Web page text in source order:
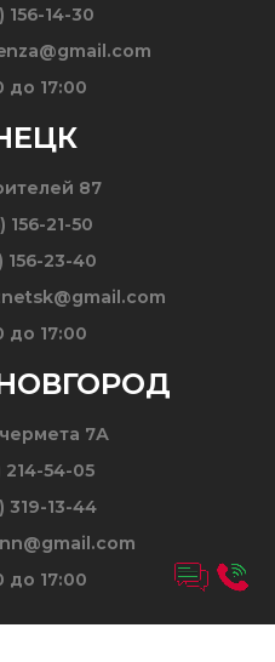
156-14-30
до 17:00
87
156-21-50
156-23-40
до 17:00
7А
214-54-05
319-13-44
до 17:00